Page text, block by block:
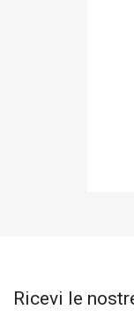
Ricevi le